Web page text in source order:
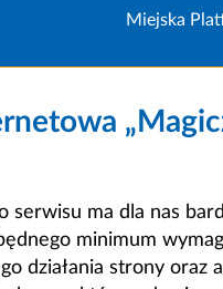
Miejska
ma dla nas
minimum
działania strony oraz